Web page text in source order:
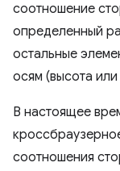
соотношение
определенный
остальные
осям (высота
В настоящее
соотношения